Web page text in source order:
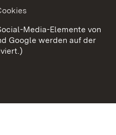
Barrierefreiheit
CookiesMedia-Elemente von
Google werden auf der